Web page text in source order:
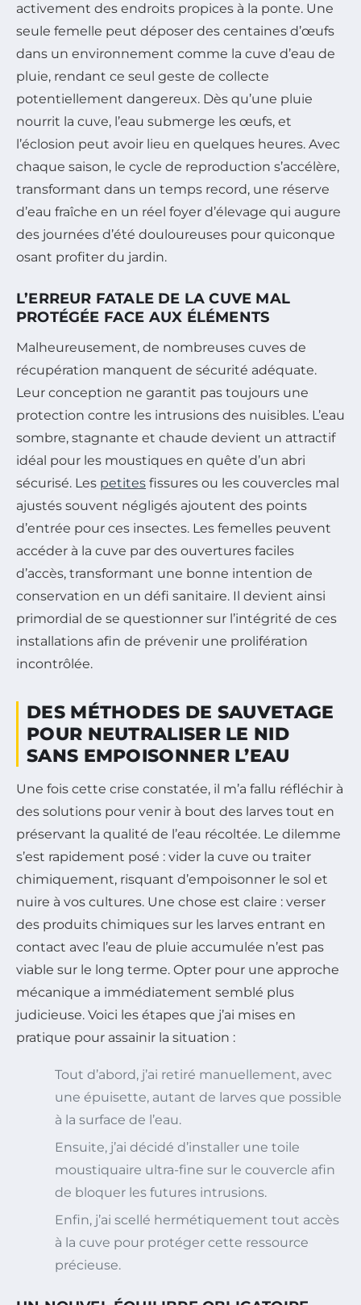
activement des endroits propices à la ponte. Une
seule femelle peut déposer des centaines d’œufs
dans un environnement comme la cuve d’eau de
pluie, rendant ce seul geste de collecte
potentiellement dangereux. Dès qu’une pluie
nourrit la cuve, l’eau submerge les œufs, et
l’éclosion peut avoir lieu en quelques heures. Avec
chaque saison, le cycle de reproduction s’accélère,
transformant dans un temps record, une réserve
d’eau fraîche en un réel foyer d’élevage qui augure
des journées d’été douloureuses pour quiconque
osant profiter du jardin.
L’ERREUR FATALE DE LA CUVE MAL
PROTÉGÉE FACE AUX ÉLÉMENTS
Malheureusement, de nombreuses cuves de
récupération manquent de sécurité adéquate.
Leur conception ne garantit pas toujours une
protection contre les intrusions des nuisibles. L’eau
sombre, stagnante et chaude devient un attractif
idéal pour les moustiques en quête d’un abri
sécurisé. Les petites fissures ou les couvercles mal
ajustés souvent négligés ajoutent des points
d’entrée pour ces insectes. Les femelles peuvent
accéder à la cuve par des ouvertures faciles
d’accès, transformant une bonne intention de
conservation en un défi sanitaire. Il devient ainsi
primordial de se questionner sur l’intégrité de ces
installations afin de prévenir une prolifération
incontrôlée.
DES MÉTHODES DE SAUVETAGE
POUR NEUTRALISER LE NID
SANS EMPOISONNER L’EAU
Une fois cette crise constatée, il m’a fallu réfléchir à
des solutions pour venir à bout des larves tout en
préservant la qualité de l’eau récoltée. Le dilemme
s’est rapidement posé : vider la cuve ou traiter
chimiquement, risquant d’empoisonner le sol et
nuire à vos cultures. Une chose est claire : verser
des produits chimiques sur les larves entrant en
contact avec l’eau de pluie accumulée n’est pas
viable sur le long terme. Opter pour une approche
mécanique a immédiatement semblé plus
judicieuse. Voici les étapes que j’ai mises en
pratique pour assainir la situation :
Tout d’abord, j’ai retiré manuellement, avec
une épuisette, autant de larves que possible
à la surface de l’eau.
Ensuite, j’ai décidé d’installer une toile
moustiquaire ultra-fine sur le couvercle afin
de bloquer les futures intrusions.
Enfin, j’ai scellé hermétiquement tout accès
à la cuve pour protéger cette ressource
précieuse.